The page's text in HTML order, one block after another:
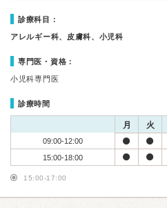
診療科目：
アレルギー科、皮膚科、小児科
専門医・資格：
小児科専門医
診療時間
月 火
09:00-12:00
15:00-18:00
15:00-17:00